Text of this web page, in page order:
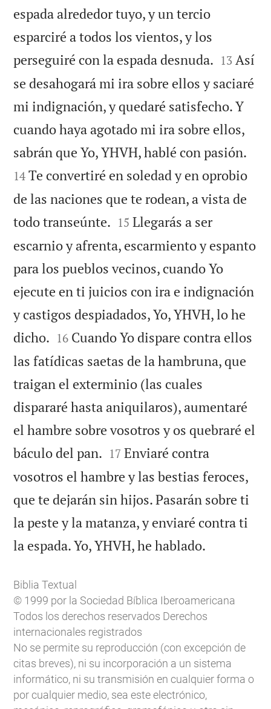
espada alrededor tuyo, y un tercio
esparciré a todos los vientos, y los
perseguiré con la espada desnuda. 

13 Así
se desahogará mi ira sobre ellos y saciaré
mi indignación, y quedaré satisfecho. Y
cuando haya agotado mi ira sobre ellos,
sabrán que Yo, YHVH, hablé con pasión.
14 Te convertiré en soledad y en oprobio
de las naciones que te rodean, a vista de
todo transeúnte. 

15 Llegarás a ser
escarnio y afrenta, escarmiento y espanto
para los pueblos vecinos, cuando Yo
ejecute en ti juicios con ira e indignación
y castigos despiadados, Yo, YHVH, lo he
dicho. 

16 Cuando Yo dispare contra ellos
las fatídicas saetas de la hambruna, que
traigan el exterminio (las cuales
dispararé hasta aniquilaros), aumentaré
el hambre sobre vosotros y os quebraré el
báculo del pan. 

17 Enviaré contra
vosotros el hambre y las bestias feroces,
que te dejarán sin hijos. Pasarán sobre ti
la peste y la matanza, y enviaré contra ti
la espada. Yo, YHVH, he hablado.
Biblia Textual
© 1999 por la Sociedad Bíblica Iberoamericana
Todos los derechos reservados Derechos
internacionales registrados
No se permite su reproducción (con excepción de
citas breves), ni su incorporación a un sistema
informático, ni su transmisión en cualquier forma o
por cualquier medio, sea este electrónico,